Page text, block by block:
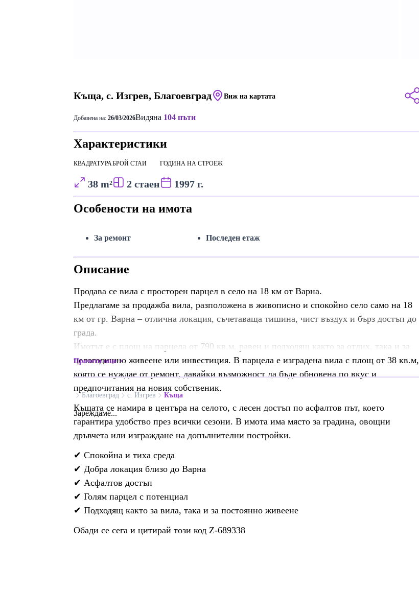
Къща, с. Изгрев, Благоевград Виж на картата
Добавена на: 26/03/2026Видяна 104 пъти
Характеристики
КВАДРАТУРА
38 m²
БРОЙ СТАИ
2 стаен
ГОДИНА НА СТРОЕЖ
1997 г.
Особености на имота
За ремонт Последен етаж
Описание
Продава се вила с просторен парцел в село на 18 км от Варна.
Предлагаме за продажба вила, разположена в живописно и спокойно село само на 18
км от гр. Варна – отлична локация, съчетаваща тишина, чист въздух и бърз достъп до
града.
Имотът е с площ на парцела от 790 кв.м, равен и подходящ както за отдих, така и за
целогодишно живеене или инвестиция. В парцела е изградена вила с площ от 38 кв.м,
която се нуждае от ремонт, давайки възможност да бъде обновена по вкус и
предпочитания на новия собственик.
Къщата се намира в центъра на селото, с лесен достъп по асфалтов път, което
гарантира удобство през всички сезони. В имота има място за градина, овощни
дръвчета или изграждане на допълнителни постройки.
✔ Спокойна и тиха среда
✔ Добра локация близо до Варна
✔ Асфалтов достъп
✔ Голям парцел с потенциал
✔ Подходящ както за вила, така и за постоянно живеене
Обади се сега и цитирай този код Z-689338
Прочети още
Благоевград с. Изгрев Къща
Зареждаме...